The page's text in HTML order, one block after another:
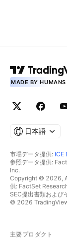
MADE BY HUMANS
日本語
市場データ提供: ICE
参照データ提供:
Inc.
Copyright © 2026,
供: FactSet
SEC提出書類および
© 2026
主要プロダクト